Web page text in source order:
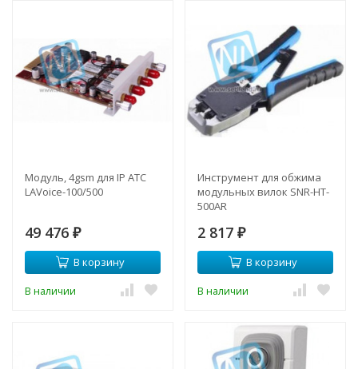
Модуль, 4gsm для IP АТС
LAVoice-100/500
49 476 ₽
В корзину
В наличии
Инструмент для обжима
модульных вилок SNR-HT-
500AR
2 817 ₽
В корзину
В наличии